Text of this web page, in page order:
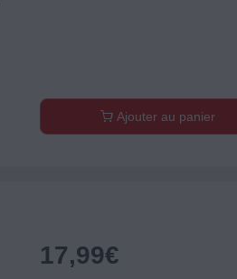
Ajouter au panier
17,99€